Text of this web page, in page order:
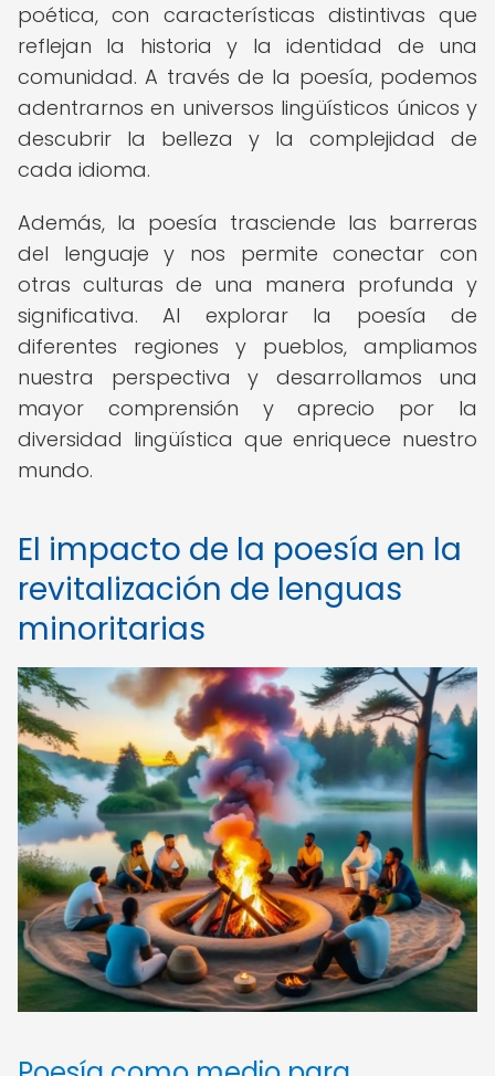
poética, con características distintivas que
reflejan la historia y la identidad de una
comunidad. A través de la poesía, podemos
adentrarnos en universos lingüísticos únicos y
descubrir la belleza y la complejidad de
cada idioma.
Además, la poesía trasciende las barreras
del lenguaje y nos permite conectar con
otras culturas de una manera profunda y
significativa. Al explorar la poesía de
diferentes regiones y pueblos, ampliamos
nuestra perspectiva y desarrollamos una
mayor comprensión y aprecio por la
diversidad lingüística que enriquece nuestro
mundo.
El impacto de la poesía en la
revitalización de lenguas
minoritarias